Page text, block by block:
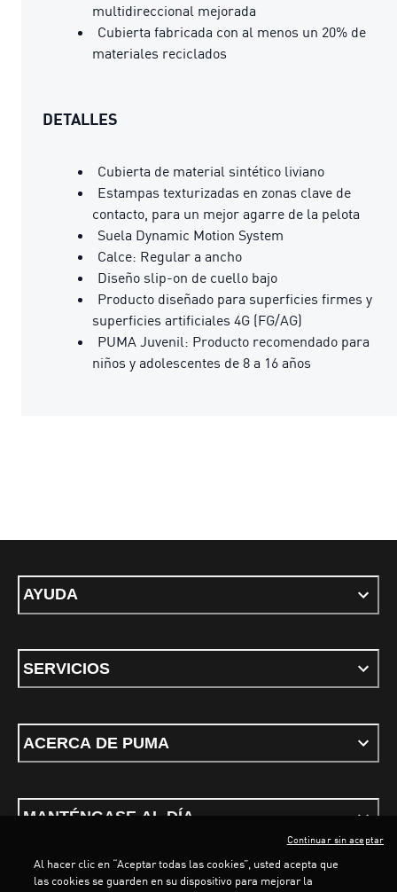
multidireccional mejorada
Cubierta fabricada con al menos un 20% de
materiales reciclados
DETALLES
Cubierta de material sintético liviano
Estampas texturizadas en zonas clave de
contacto, para un mejor agarre de la pelota
Suela Dynamic Motion System
Calce: Regular a ancho
Diseño slip-on de cuello bajo
Producto diseñado para superficies firmes y
superficies artificiales 4G (FG/AG)
PUMA Juvenil: Producto recomendado para
niños y adolescentes de 8 a 16 años
AYUDA
SERVICIOS
ACERCA DE PUMA
MANTÉNGASE AL DÍA
Al hacer clic en “Aceptar todas las cookies”, usted acepta que
las cookies se guarden en su dispositivo para mejorar la
Continuar sin aceptar